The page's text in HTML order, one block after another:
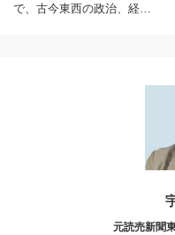
で、古今東西の政治、経…
元読売新聞